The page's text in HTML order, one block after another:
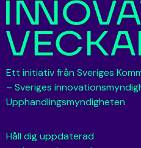
Ett initiativ från Sveriges
– Sveriges
Upphandlingsmyndigheten
Håll dig uppdaterad